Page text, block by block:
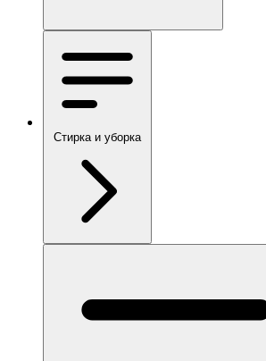
Стирка и уборка